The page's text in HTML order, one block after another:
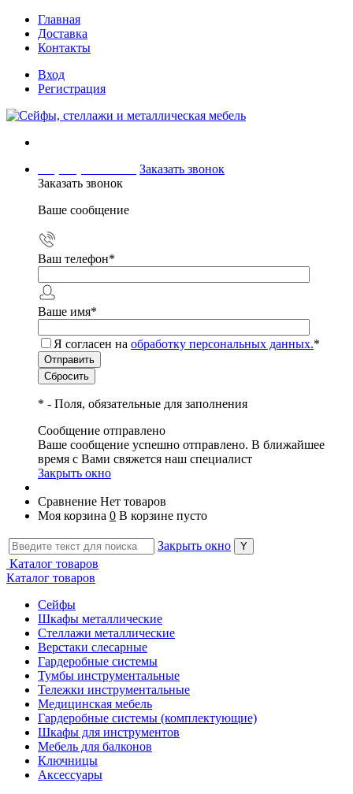
Главная
Доставка
Контакты
Вход
Регистрация
Заказать звонок
Заказать звонок
Ваше сообщение
Ваш телефон*
Ваше имя*
Я согласен на обработку персональных данных.*
* - Поля, обязательные для заполнения
Сообщение отправлено
Ваше сообщение успешно отправлено. В ближайшее
время с Вами свяжется наш специалист
Закрыть окно
Сравнение Нет товаров
Моя корзина 0 В корзине пусто
Закрыть окно
Каталог товаров
Каталог товаров
Сейфы
Шкафы металлические
Стеллажи металлические
Верстаки слесарные
Гардеробные системы
Тумбы инструментальные
Тележки инструментальные
Медицинская мебель
Гардеробные системы (комплектующие)
Шкафы для инструментов
Мебель для балконов
Ключницы
Аксессуары